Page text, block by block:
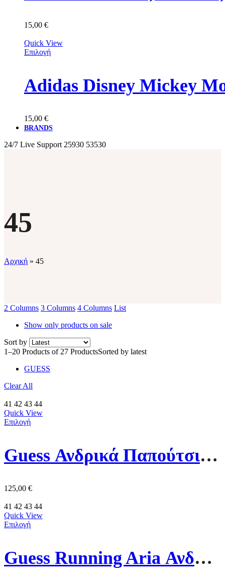
15,00 €
Quick View
Επιλογή
Adidas Disney Mickey
15,00 €
BRANDS
24/7 Live Support 25930 53530
45
Αρχική » 45
2 Columns 3 Columns 4 Columns List
Show only products on sale
Sort by
1–20 Products of 27 ProductsSorted by latest
GUESS
Clear All
41 42 43 44
Quick View
Επιλογή
Guess Ανδρικά Παπούτσια FMJBNOELE12-BLUE Μπλε
125,00 €
41 42 43 44
Quick View
Επιλογή
Guess Running Aria Ανδρικό Παπούτσι FMJRIAELE12 Γκρι